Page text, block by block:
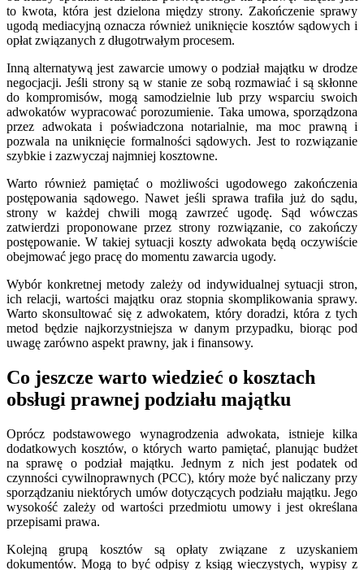
to kwota, która jest dzielona między strony. Zakończenie sprawy
ugodą mediacyjną oznacza również uniknięcie kosztów sądowych i
opłat związanych z długotrwałym procesem.
Inną alternatywą jest zawarcie umowy o podział majątku w drodze
negocjacji. Jeśli strony są w stanie ze sobą rozmawiać i są skłonne
do kompromisów, mogą samodzielnie lub przy wsparciu swoich
adwokatów wypracować porozumienie. Taka umowa, sporządzona
przez adwokata i poświadczona notarialnie, ma moc prawną i
pozwala na uniknięcie formalności sądowych. Jest to rozwiązanie
szybkie i zazwyczaj najmniej kosztowne.
Warto również pamiętać o możliwości ugodowego zakończenia
postępowania sądowego. Nawet jeśli sprawa trafiła już do sądu,
strony w każdej chwili mogą zawrzeć ugodę. Sąd wówczas
zatwierdzi proponowane przez strony rozwiązanie, co zakończy
postępowanie. W takiej sytuacji koszty adwokata będą oczywiście
obejmować jego pracę do momentu zawarcia ugody.
Wybór konkretnej metody zależy od indywidualnej sytuacji stron,
ich relacji, wartości majątku oraz stopnia skomplikowania sprawy.
Warto skonsultować się z adwokatem, który doradzi, która z tych
metod będzie najkorzystniejsza w danym przypadku, biorąc pod
uwagę zarówno aspekt prawny, jak i finansowy.
Co jeszcze warto wiedzieć o kosztach
obsługi prawnej podziału majątku
Oprócz podstawowego wynagrodzenia adwokata, istnieje kilka
dodatkowych kosztów, o których warto pamiętać, planując budżet
na sprawę o podział majątku. Jednym z nich jest podatek od
czynności cywilnoprawnych (PCC), który może być naliczany przy
sporządzaniu niektórych umów dotyczących podziału majątku. Jego
wysokość zależy od wartości przedmiotu umowy i jest określana
przepisami prawa.
Kolejną grupą kosztów są opłaty związane z uzyskaniem
dokumentów. Mogą to być odpisy z ksiąg wieczystych, wypisy z